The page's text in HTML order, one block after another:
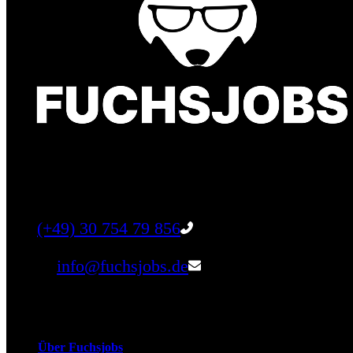
(+49) 30 754 79 856
info@fuchsjobs.de
Über Fuchsjobs